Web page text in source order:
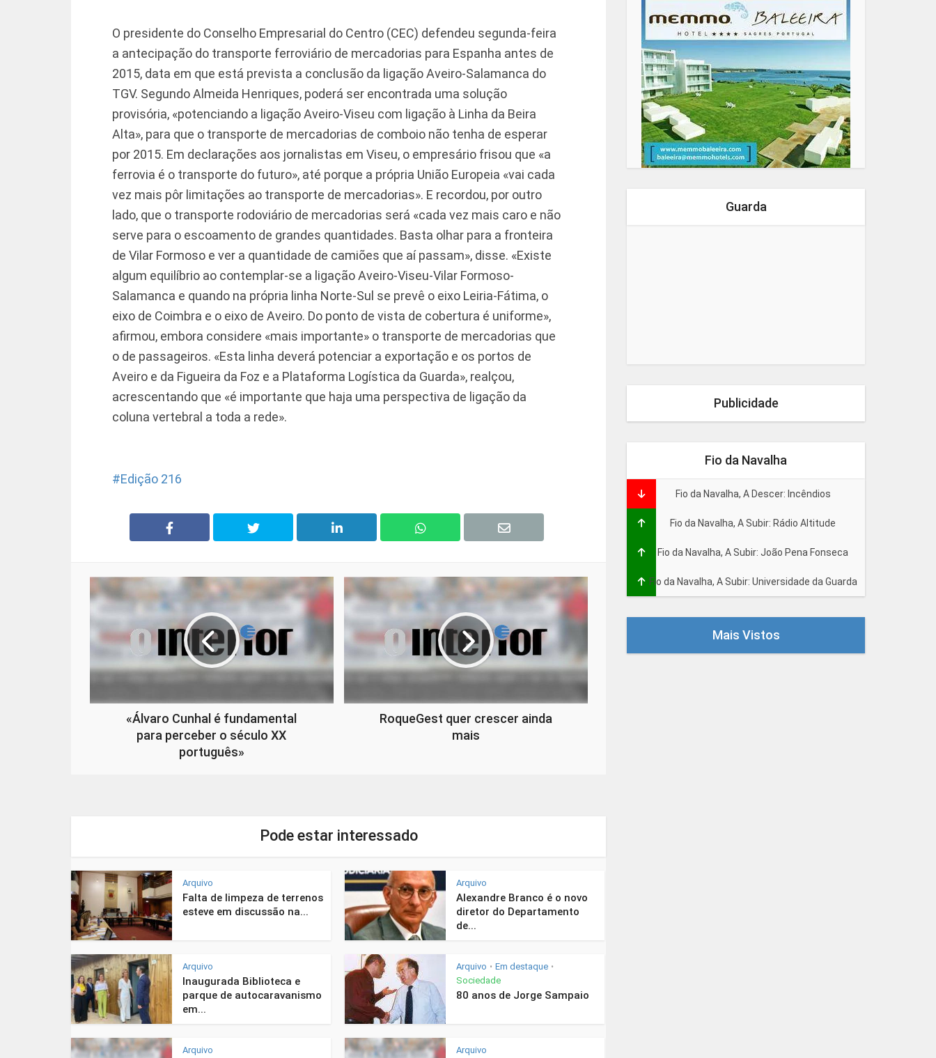
O presidente do Conselho Empresarial do Centro (CEC) defendeu segunda-feira
a antecipação do transporte ferroviário de mercadorias para Espanha antes de
2015, data em que está prevista a conclusão da ligação Aveiro-Salamanca do
TGV. Segundo Almeida Henriques, poderá ser encontrada uma solução
provisória, «potenciando a ligação Aveiro-Viseu com ligação à Linha da Beira
Alta», para que o transporte de mercadorias de comboio não tenha de esperar
por 2015. Em declarações aos jornalistas em Viseu, o empresário frisou que «a
ferrovia é o transporte do futuro», até porque a própria União Europeia «vai cada
vez mais pôr limitações ao transporte de mercadorias». E recordou, por outro
lado, que o transporte rodoviário de mercadorias será «cada vez mais caro e não
serve para o escoamento de grandes quantidades. Basta olhar para a fronteira
de Vilar Formoso e ver a quantidade de camiões que aí passam», disse. «Existe
algum equilíbrio ao contemplar-se a ligação Aveiro-Viseu-Vilar Formoso-
Salamanca e quando na própria linha Norte-Sul se prevê o eixo Leiria-Fátima, o
eixo de Coimbra e o eixo de Aveiro. Do ponto de vista de cobertura é uniforme»,
afirmou, embora considere «mais importante» o transporte de mercadorias que
o de passageiros. «Esta linha deverá potenciar a exportação e os portos de
Aveiro e da Figueira da Foz e a Plataforma Logística da Guarda», realçou,
acrescentando que «é importante que haja uma perspectiva de ligação da
coluna vertebral a toda a rede».
Edição 216
«Álvaro Cunhal é fundamental
para perceber o século XX
português»
RoqueGest quer crescer ainda
mais
Pode estar interessado
Arquivo
Falta de limpeza de terrenos
esteve em discussão na...
Arquivo
Alexandre Branco é o novo
diretor do Departamento
de...
Arquivo
Inaugurada Biblioteca e
parque de autocaravanismo
em...
Arquivo • Em destaque •
Sociedade
80 anos de Jorge Sampaio
Arquivo Arquivo
Guarda
Publicidade
Fio da Navalha
Fio da Navalha, A Descer: Incêndios
Fio da Navalha, A Subir: Rádio Altitude
Fio da Navalha, A Subir: João Pena Fonseca
Fio da Navalha, A Subir: Universidade da Guarda
Mais Vistos